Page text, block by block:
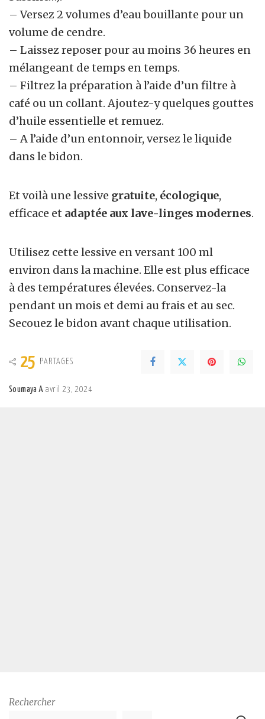
– Versez 2 volumes d’eau bouillante pour un
volume de cendre.
– Laissez reposer pour au moins 36 heures en
mélangeant de temps en temps.
– Filtrez la préparation à l’aide d’un filtre à
café ou un collant. Ajoutez-y quelques gouttes
d’huile essentielle et remuez.
– A l’aide d’un entonnoir, versez le liquide
dans le bidon.
Et voilà une lessive gratuite, écologique,
efficace et adaptée aux lave-linges modernes.
Utilisez cette lessive en versant 100 ml
environ dans la machine. Elle est plus efficace
à des températures élevées. Conservez-la
pendant un mois et demi au frais et au sec.
Secouez le bidon avant chaque utilisation.
25 PARTAGES
Posted
Soumaya A avril 23, 2024
Rechercher